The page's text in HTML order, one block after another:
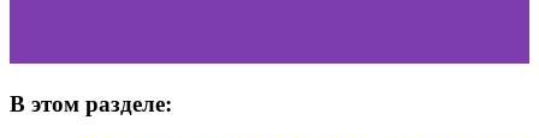
В этом разделе: